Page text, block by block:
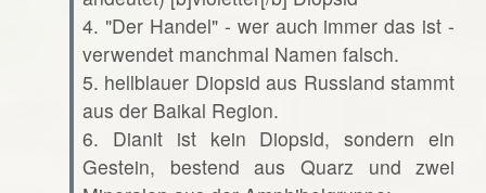
4. "Der Handel" - wer auch immer das ist -
verwendet manchmal Namen falsch.
5. hellblauer Diopsid aus Russland stammt
aus der Baikal Region.
6. Dianit ist kein Diopsid, sondern ein
Gestein, bestend aus Quarz und zwei